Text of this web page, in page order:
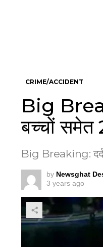
CRIME/ACCIDENT
Big
बच्चों समेत
Big Breaking:
by Newsghat
3 years ago